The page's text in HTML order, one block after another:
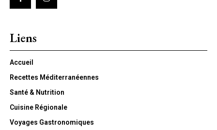
Liens
Accueil
Recettes Méditerranéennes
Santé & Nutrition
Cuisine Régionale
Voyages Gastronomiques